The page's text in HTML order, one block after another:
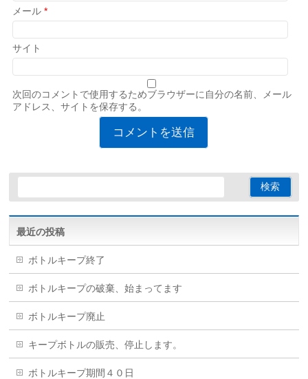
メール*
サイト
次回のコメントで使用するためブラウザーに自分の名前、メール
アドレス、サイトを保存する。
最近の投稿
ボトルキープ終了
ボトルキープの破棄、始まってます
ボトルキープ廃止
キープボトルの販売、停止します。
ボトルキープ期間４０日